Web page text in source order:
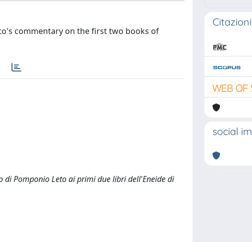
commentary on the first two books of
Pomponio Leto ai primi due libri dell'Eneide di
Citazioni
social